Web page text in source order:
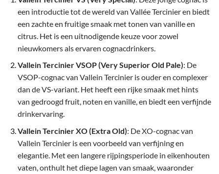
een introductie tot de wereld van Vallée Tercinier en biedt
een zachte en fruitige smaak met tonen van vanille en
citrus. Het is een uitnodigende keuze voor zowel
nieuwkomers als ervaren cognacdrinkers.
Vallein Tercinier VSOP (Very Superior Old Pale): De
VSOP-cognac van Vallein Tercinier is ouder en complexer
dan de VS-variant. Het heeft een rijke smaak met hints
van gedroogd fruit, noten en vanille, en biedt een verfijnde
drinkervaring.
Vallein Tercinier XO (Extra Old): De XO-cognac van
Vallein Tercinier is een voorbeeld van verfijning en
elegantie. Met een langere rijpingsperiode in eikenhouten
vaten, onthult het diepe lagen van smaak, waaronder